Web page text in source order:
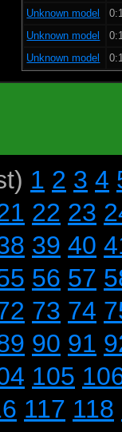
Unknown model
Unknown model
Unknown model
1 2 3 4
22 23
39 40
56 57
73 74
90 91
105
117 118